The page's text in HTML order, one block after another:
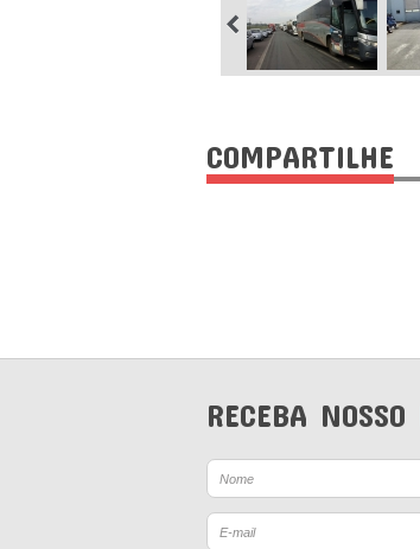
COMPARTILHE
RECEBA NOSSO